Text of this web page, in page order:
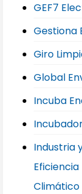
GEF7
Gestiona
Giro
Global
Incuba
Industria
Climático